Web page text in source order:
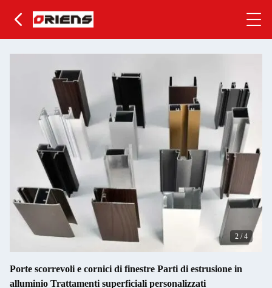
2 /4
Porte scorrevoli e cornici di finestre Parti di estrusione in
alluminio Trattamenti superficiali personalizzati